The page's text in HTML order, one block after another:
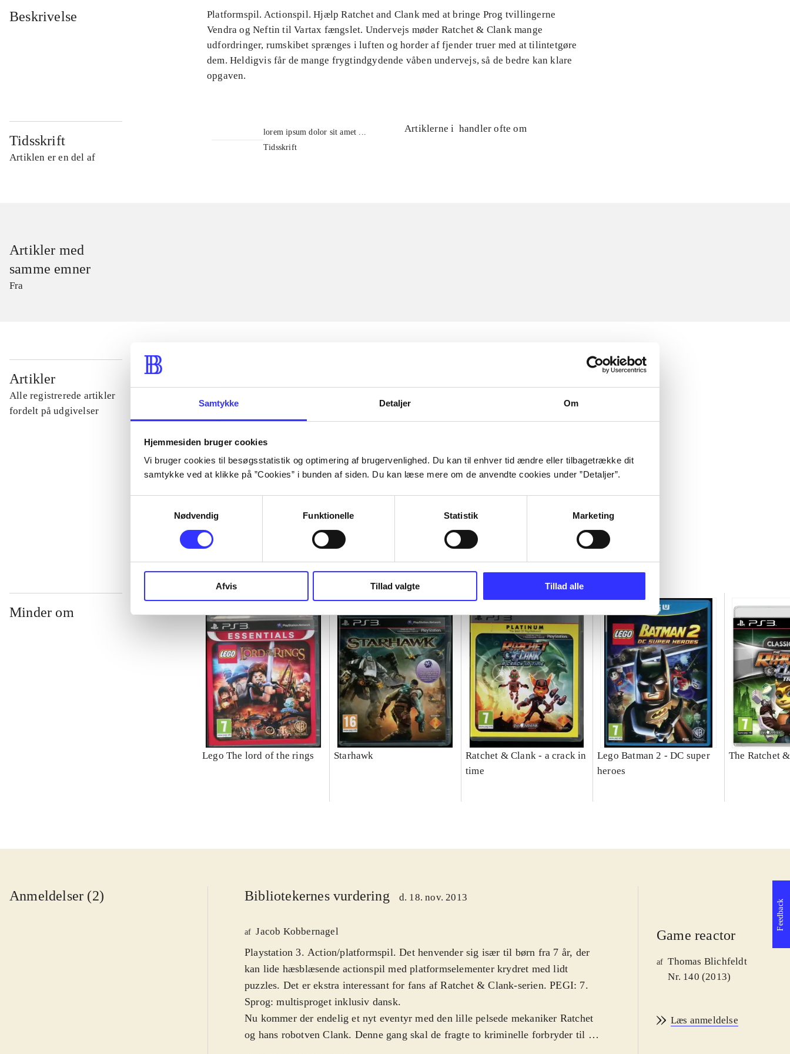
Samtykke Detaljer Om
Hjemmesiden bruger cookies
Vi bruger cookies til besøgsstatistik og optimering af brugervenlighed. Du kan til enhver tid ændre eller tilbagetrække dit
samtykke ved at klikke på ”Cookies” i bunden af siden. Du kan læse mere om de anvendte cookies under ”Detaljer”.
Nødvendig
Funktionelle Statistik Marketing
Afvis Tillad valgte Tillad alle
Beskrivelse
Platformspil. Actionspil. Hjælp Ratchet and Clank med at bringe Prog tvillingerne
Vendra og Neftin til Vartax fængslet. Undervejs møder Ratchet & Clank mange
udfordringer, rumskibet sprænges i luften og horder af fjender truer med at tilintetgøre
dem. Heldigvis får de mange frygtindgydende våben undervejs, så de bedre kan klare
opgaven.
Tidsskrift
Artiklen er en del af
lorem ipsum dolor sit amet ...
Tidsskrift
Artiklerne i handler ofte om
Artikler med
samme emner
Fra
Artikler
Alle registrerede artikler
fordelt på udgivelser
...
...
...
Minder om
Lego The lord of the rings Starhawk
Ratchet & Clank - a crack in
time
Lego Batman 2 - DC super
heroes
The Ratchet
Anmeldelser (2) Bibliotekernes vurdering d. 18. nov. 2013
af Jacob Kobbernagel
Playstation 3. Action/platformspil. Det henvender sig især til børn fra 7 år, der
kan lide hæsblæsende actionspil med platformselementer krydret med lidt
puzzles. Det er ekstra interessant for fans af Ratchet & Clank-serien. PEGI: 7.
Sprog: multisproget inklusiv dansk.
Nu kommer der endelig et nyt eventyr med den lille pelsede mekaniker Ratchet
og hans robotven Clank. Denne gang skal de fragte to kriminelle forbryder til et
Game reactor
af Thomas Blichfeldt
Nr. 140 (2013)
Læs anmeldelse
Feedback